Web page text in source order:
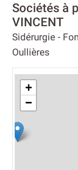
Sociétés à
VINCENT
Sidérurgie -
Oullières
+
−